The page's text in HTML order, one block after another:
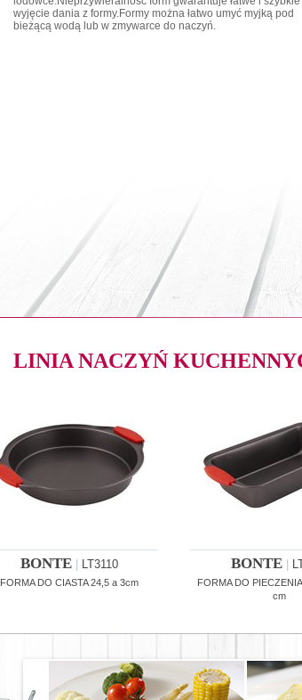
wyjęcie dania z formy.Formy można łatwo umyć myjką pod
bieżącą wodą lub w zmywarce do naczyń.
LINIA NACZYŃ
BONTE LT3110
FORMA DO CIASTA 24,5 a 3cm
BONTE|
FORMA DO
cm